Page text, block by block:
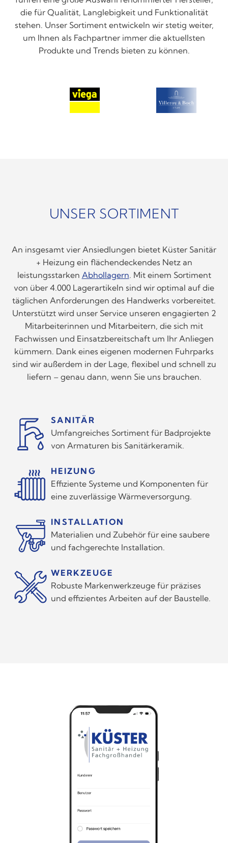
die für Qualität, Langlebigkeit und Funktionalität
stehen. Unser Sortiment entwickeln wir stetig weiter,
um Ihnen als Fachpartner immer die aktuellsten
Produkte und Trends bieten zu können.
UNSER SORTIMENT
An insgesamt vier Ansiedlungen bietet Küster Sanitär
+ Heizung ein flächendeckendes Netz an
leistungsstarken Abhollagern. Mit einem Sortiment
von über 4.000 Lagerartikeln sind wir optimal auf die
täglichen Anforderungen des Handwerks vorbereitet.
Unterstützt wird unser Service unseren engagierten 2
Mitarbeiterinnen und Mitarbeitern, die sich mit
Fachwissen und Einsatzbereitschaft um Ihr Anliegen
kümmern. Dank eines eigenen modernen Fuhrparks
sind wir außerdem in der Lage, flexibel und schnell zu
liefern – genau dann, wenn Sie uns brauchen.
SANITÄR
Umfangreiches Sortiment für Badprojekte
von Armaturen bis Sanitärkeramik.
HEIZUNG
Effiziente Systeme und Komponenten für
eine zuverlässige Wärmeversorgung.
INSTALLATION
Materialien und Zubehör für eine saubere
und fachgerechte Installation.
WERKZEUGE
Robuste Markenwerkzeuge für präzises
und effizientes Arbeiten auf der Baustelle.